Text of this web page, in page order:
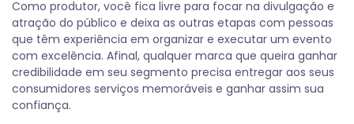
Como produtor, você fica livre para focar na divulgação e
atração do público e deixa as outras etapas com pessoas
que têm experiência em organizar e executar um evento
com excelência. Afinal, qualquer marca que queira ganhar
credibilidade em seu segmento precisa entregar aos seus
consumidores serviços memoráveis e ganhar assim sua
confiança.